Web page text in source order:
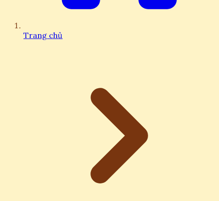
Trang chủ